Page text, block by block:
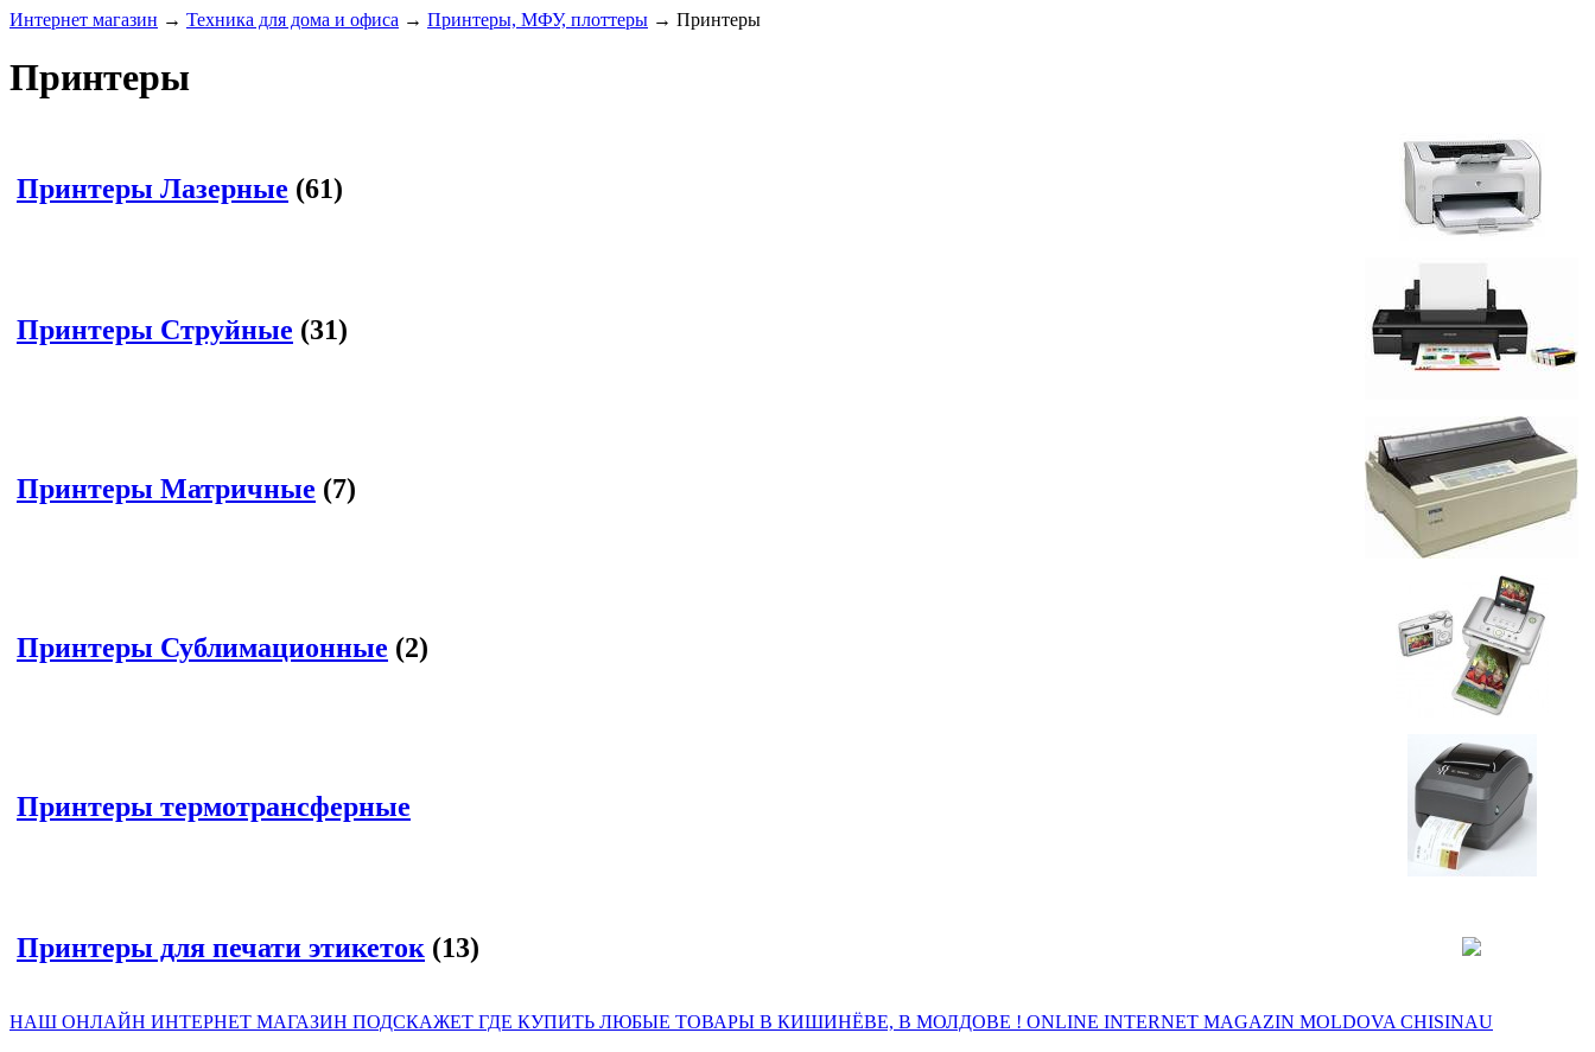
Интернет магазин → Техника для дома и офиса → Принтеры, МФУ, плоттеры → Принтеры
Принтеры
Принтеры Лазерные (61)
Принтеры Струйные (31)
Принтеры Матричные (7)
Принтеры Сублимационные (2)
Принтеры термотрансферные
Принтеры для печати этикеток (13)
НАШ ОНЛАЙН ИНТЕРНЕТ МАГАЗИН ПОДСКАЖЕТ ГДЕ КУПИТЬ ЛЮБЫЕ ТОВАРЫ В КИШИНЁВЕ, В МОЛДОВЕ ! ONLINE INTERNET MAGAZIN MOLDOVA CHISINAU